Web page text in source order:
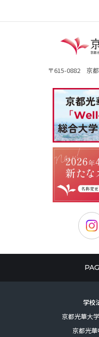
〒615-0882 京
学校
京都光華大
京都光